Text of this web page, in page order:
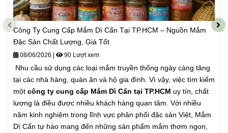
Công Ty Cung Cấp Mắm Dì Cẩn Tại TP.HCM – Nguồn Mắm
Đặc Sản Chất Lượng, Giá Tốt
08/06/2026 | 90 Lượt xem
Nhu cầu sử dụng các loại mắm truyền thống ngày càng tăng
tại các nhà hàng, quán ăn và hộ gia đình. Vì vậy, việc tìm kiếm
một công ty cung cấp Mắm Dì Cẩn tại TP.HCM uy tín, chất
lượng là điều được nhiều khách hàng quan tâm. Với nhiều
năm kinh nghiệm trong lĩnh vực phân phối đặc sản Việt, Mắm
Dì Cẩn tự hào mang đến những sản phẩm mắm thơm ngon,